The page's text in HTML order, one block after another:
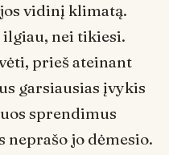
vidinį klimatą.
nei tikiesi.
prieš ateinant
garsiausias įvykis
sprendimus
neprašo jo dėmesio.